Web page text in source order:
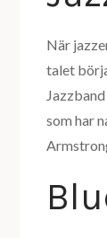
När
talet
som har